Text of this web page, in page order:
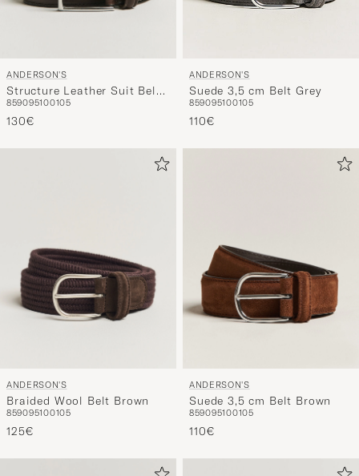
ANDERSON'S
Structure Leather Suit Belt
3 cm Dark Brown
859095100105
130€
ANDERSON'S
Suede 3,5 cm Belt Grey
859095100105
110€
ANDERSON'S
Braided Wool Belt Brown
859095100105
125€
ANDERSON'S
Suede 3,5 cm Belt Brown
859095100105
110€